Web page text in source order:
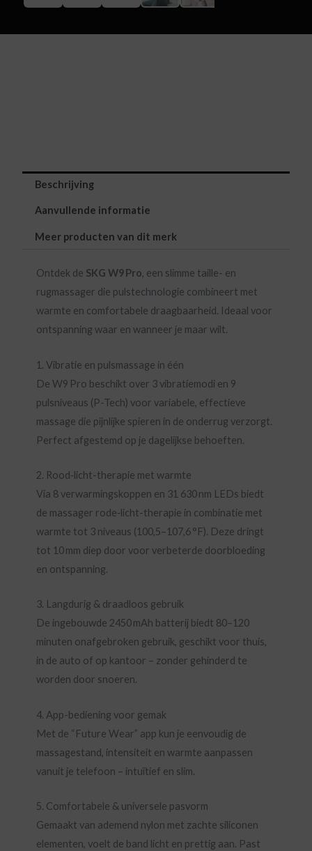
Beschrijving
Aanvullende informatie
Meer producten van dit merk
Ontdek de SKG W9 Pro, een slimme taille- en
rugmassager die pulstechnologie combineert met
warmte en comfortabele draagbaarheid. Ideaal voor
ontspanning waar en wanneer je maar wilt.
1. Vibratie en pulsmassage in één
De W9 Pro beschikt over 3 vibratiemodi en 9
pulsniveaus (P-Tech) voor variabele, effectieve
massage die pijnlijke spieren in de onderrug verzorgt.
Perfect afgestemd op je dagelijkse behoeften.
2. Rood‑licht-therapie met warmte
Via 8 verwarmingskoppen en 31 630 nm LEDs biedt
de massager rode‑licht-therapie in combinatie met
warmte tot 3 niveaus (100,5–107,6 °F). Deze dringt
tot 10 mm diep door voor verbeterde doorbloeding
en ontspanning.
3. Langdurig & draadloos gebruik
De ingebouwde 2450 mAh batterij biedt 80–120
minuten onafgebroken gebruik, geschikt voor thuis,
in de auto of op kantoor – zonder gehinderd te
worden door snoeren.
4. App-bediening voor gemak
Met de “Future Wear” app kun je eenvoudig de
massagestand, intensiteit en warmte aanpassen
vanuit je telefoon – intuïtief en slim.
5. Comfortabele & universele pasvorm
Gemaakt van ademend nylon met zachte siliconen
elementen, voelt de band licht en prettig aan. Past